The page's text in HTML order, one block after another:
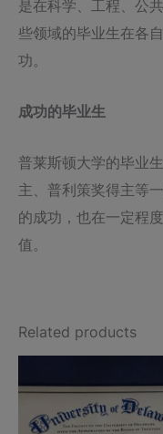
是在科学、工程、公
些领域的毕业生在各
功。
成功的毕业生
普莱斯顿大学的毕业
主、普利策奖得主等
的成功，也在一定程
值。
Related products